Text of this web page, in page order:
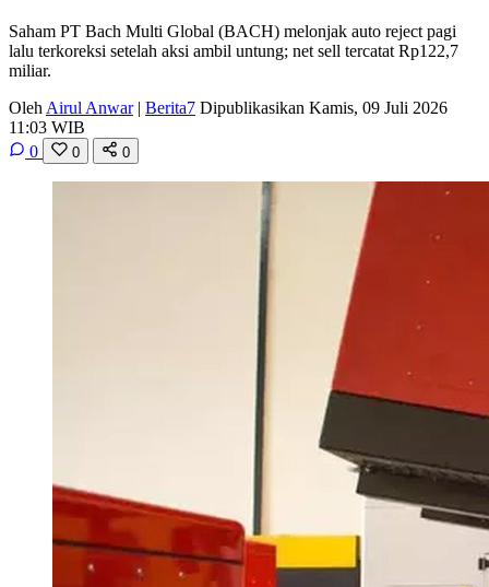
Saham PT Bach Multi Global (BACH) melonjak auto reject pagi
lalu terkoreksi setelah aksi ambil untung; net sell tercatat Rp122,7
miliar.
Oleh Airul Anwar | Berita7 Dipublikasikan Kamis, 09 Juli 2026
11:03 WIB
0
0 0